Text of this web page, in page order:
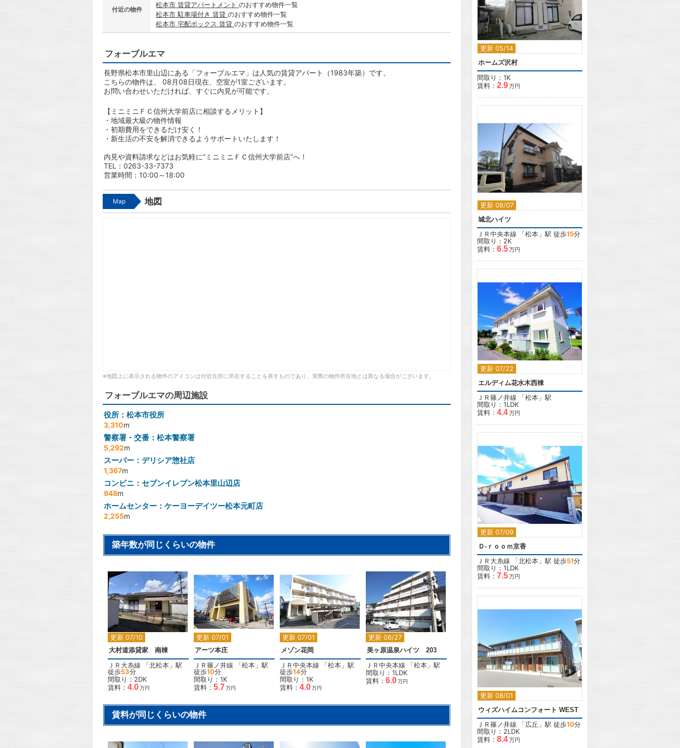
付近の物件
松本市 賃貸アパートメント のおすすめ物件一覧
松本市 駐車場付き 賃貸 のおすすめ物件一覧
松本市 宅配ボックス 賃貸 のおすすめ物件一覧
フォーブルエマ
長野県松本市里山辺にある「フォーブルエマ」は人気の賃貸アパート（1983年築）です。
こちらの物件は、 08月08日現在、空室が1室ございます。
お問い合わせいただければ、すぐに内見が可能です。
【ミニミニＦＣ信州大学前店に相談するメリット】
・地域最大級の物件情報
・初期費用をできるだけ安く！
・新生活の不安を解消できるようサポートいたします！
内見や資料請求などはお気軽に”ミニミニＦＣ信州大学前店”へ！
TEL：0263-33-7373
営業時間：10:00～18:00
Map 地図
※地図上に表示される物件のアイコンは付近住所に所在することを表すものであり、実際の物件所在地とは異なる場合がございます。
フォーブルエマの周辺施設
役所：松本市役所
3,310m
警察署・交番：松本警察署
5,292m
スーパー：デリシア惣社店
1,367m
コンビニ：セブンイレブン松本里山辺店
948m
ホームセンター：ケーヨーデイツー松本元町店
2,255m
築年数が同じくらいの物件
更新 07/10
2
大村道添貸家 南棟
ＪＲ大糸線 「北松本 」駅
徒歩53分
間取り：2DK
賃料： 4.0万円
更新 07/01
アーツ本庄
ＪＲ篠ノ井線 「松本 」駅
徒歩10分
間取り：1K
賃料： 5.7万円
更新 07/01
2
メゾン花岡
ＪＲ中央本線 「松本 」駅
徒歩14分
間取り：1K
賃料： 4.0万円
更新 06/27
2
美ヶ原温泉ハイツ 203
ＪＲ中央本線 「松本 」駅
間取り：1LDK
賃料： 6.0万円
賃料が同じくらいの物件
更新 05/14
2
ホームズ沢村
間取り：1K
賃料： 2.9万円
更新 08/07
2
城北ハイツ
ＪＲ中央本線 「松本 」駅 徒歩15分
間取り：2K
賃料： 6.5万円
更新 07/22
2
エルディム花水木西棟
ＪＲ篠ノ井線 「松本 」駅
間取り：1LDK
賃料： 4.4万円
更新 07/09
2
Ｄ-ｒｏｏｍ京香
ＪＲ大糸線 「北松本 」駅 徒歩51分
間取り：1LDK
賃料： 7.5万円
更新 08/01
2
ウィズハイムコンフォート WEST
ＪＲ篠ノ井線 「広丘 」駅 徒歩10分
間取り：2LDK
賃料： 8.4万円